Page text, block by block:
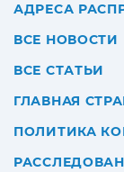
АДРЕСА
ВСЕ НОВОСТИ
ВСЕ СТАТЬИ
ГЛАВНАЯ
ПОЛИТИКА